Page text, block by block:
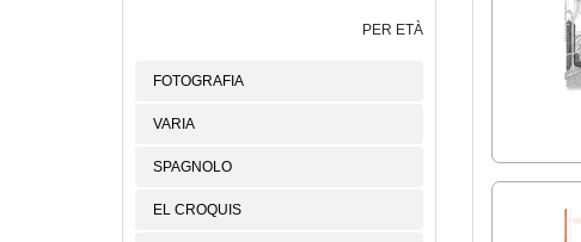
PER ETÀ
FOTOGRAFIA
VARIA
SPAGNOLO
EL CROQUIS